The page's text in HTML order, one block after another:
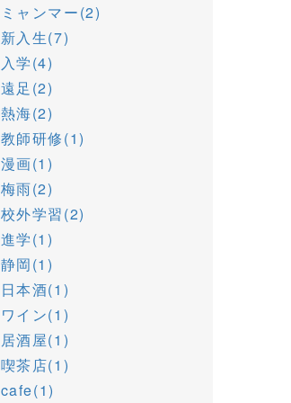
ミャンマー(2)
新入生(7)
入学(4)
遠足(2)
熱海(2)
教師研修(1)
漫画(1)
梅雨(2)
校外学習(2)
進学(1)
静岡(1)
日本酒(1)
ワイン(1)
居酒屋(1)
喫茶店(1)
cafe(1)